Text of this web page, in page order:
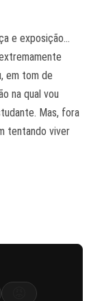
e exposição…
em tom de
na qual vou
Mas, fora
tentando viver